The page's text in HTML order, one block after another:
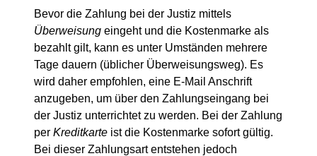
Bevor die Zahlung bei der Justiz mittels
Überweisung eingeht und die Kostenmarke als
bezahlt gilt, kann es unter Umständen mehrere
Tage dauern (üblicher Überweisungsweg). Es
wird daher empfohlen, eine E-Mail Anschrift
anzugeben, um über den Zahlungseingang bei
der Justiz unterrichtet zu werden. Bei der Zahlung
per Kreditkarte ist die Kostenmarke sofort gültig.
Bei dieser Zahlungsart entstehen jedoch